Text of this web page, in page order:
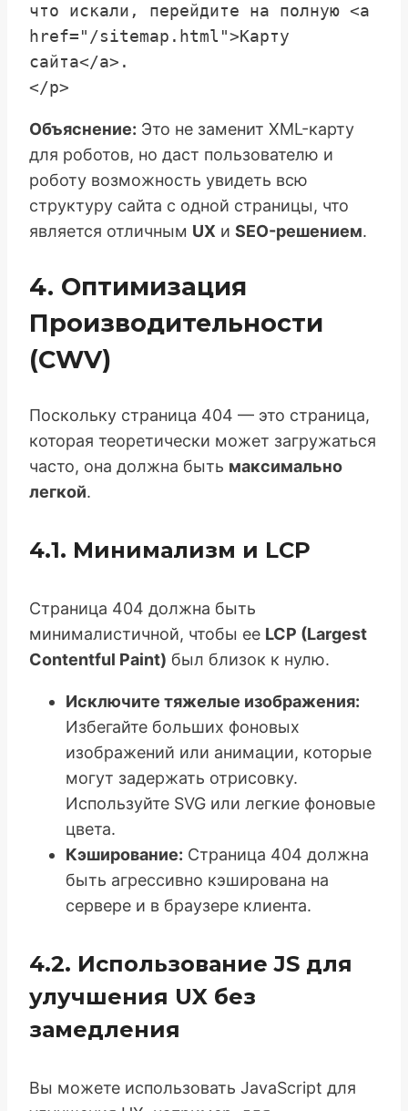
что искали, перейдите на полную <a
href="/sitemap.html">Карту
сайта</a>.
Объяснение: Это не заменит XML-карту
для роботов, но даст пользователю и
роботу возможность увидеть всю
структуру сайта с одной страницы, что
является отличным UX и SEO-решением.
4. Оптимизация
Производительности
(CWV)
Поскольку страница 404 — это страница,
которая теоретически может загружаться
часто, она должна быть максимально
легкой.
4.1. Минимализм и LCP
Страница 404 должна быть
минималистичной, чтобы ее LCP (Largest
Contentful Paint) был близок к нулю.
Исключите тяжелые изображения:
Избегайте больших фоновых
изображений или анимации, которые
могут задержать отрисовку.
Используйте SVG или легкие фоновые
цвета.
Кэширование: Страница 404 должна
быть агрессивно кэширована на
сервере и в браузере клиента.
4.2. Использование JS для
улучшения UX без
замедления
Вы можете использовать JavaScript для